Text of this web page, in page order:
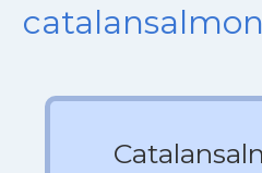
catalansalmon